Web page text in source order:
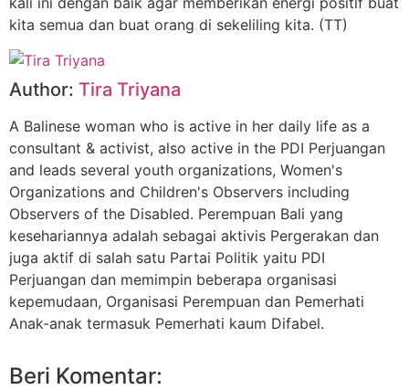
kita semua dan buat orang di sekeliling kita. (TT)
Author: Tira Triyana
A Balinese woman who is active in her daily life as a
consultant & activist, also active in the PDI Perjuangan
and leads several youth organizations, Women's
Organizations and Children's Observers including
Observers of the Disabled. Perempuan Bali yang
kesehariannya adalah sebagai aktivis Pergerakan dan
juga aktif di salah satu Partai Politik yaitu PDI
Perjuangan dan memimpin beberapa organisasi
kepemudaan, Organisasi Perempuan dan Pemerhati
Anak-anak termasuk Pemerhati kaum Difabel.
Beri Komentar: